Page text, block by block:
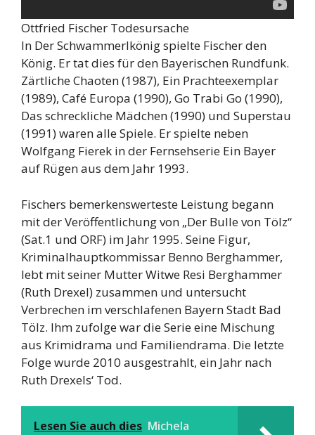
Ottfried Fischer Todesursache
In Der Schwammerlkönig spielte Fischer den
König. Er tat dies für den Bayerischen Rundfunk.
Zärtliche Chaoten (1987), Ein Prachteexemplar
(1989), Café Europa (1990), Go Trabi Go (1990),
Das schreckliche Mädchen (1990) und Superstau
(1991) waren alle Spiele. Er spielte neben
Wolfgang Fierek in der Fernsehserie Ein Bayer
auf Rügen aus dem Jahr 1993.
Fischers bemerkenswerteste Leistung begann
mit der Veröffentlichung von „Der Bulle von Tölz“
(Sat.1 und ORF) im Jahr 1995. Seine Figur,
Kriminalhauptkommissar Benno Berghammer,
lebt mit seiner Mutter Witwe Resi Berghammer
(Ruth Drexel) zusammen und untersucht
Verbrechen im verschlafenen Bayern Stadt Bad
Tölz. Ihm zufolge war die Serie eine Mischung
aus Krimidrama und Familiendrama. Die letzte
Folge wurde 2010 ausgestrahlt, ein Jahr nach
Ruth Drexels‘ Tod.
Lesen Sie auch dies Michela